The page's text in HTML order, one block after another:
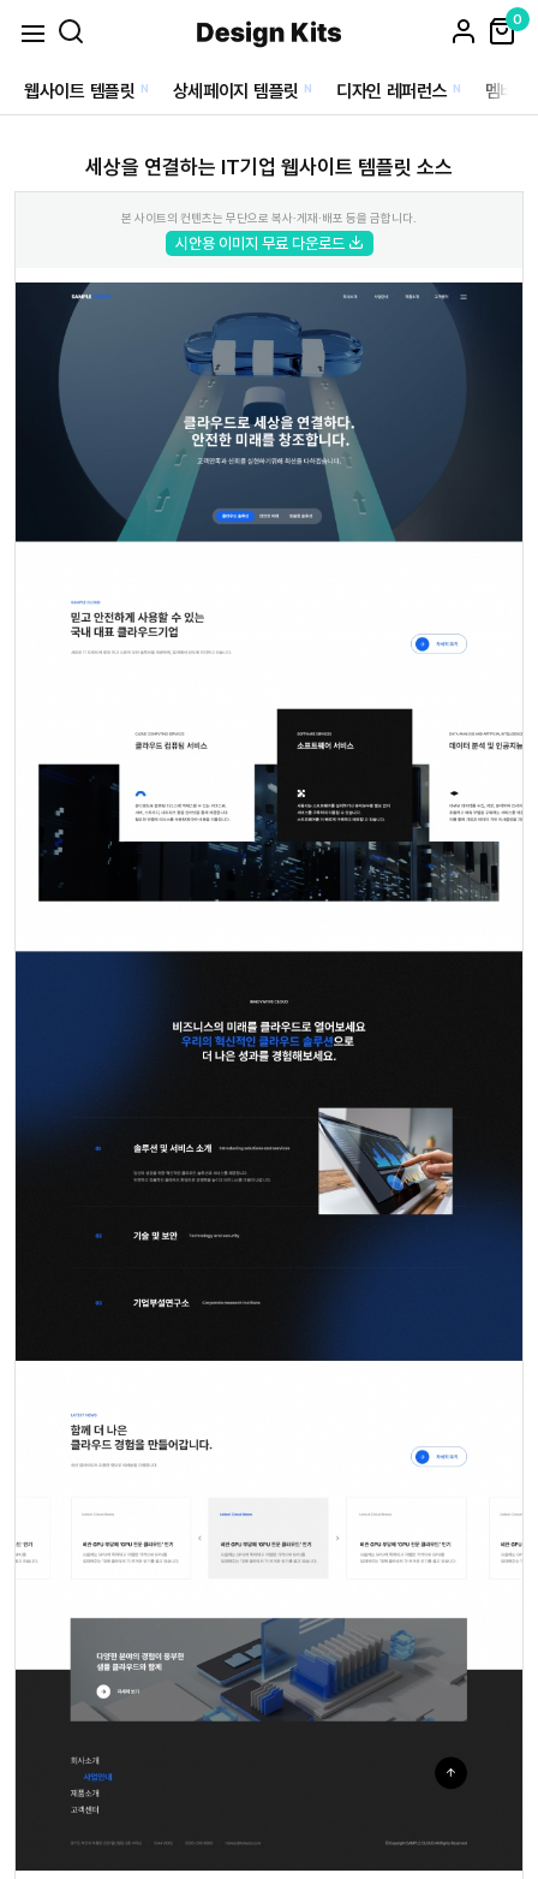
0
웹사이트 템플릿 N 상세페이지 템플릿 N 디자인 레퍼런스 N 멤버십
세상을 연결하는 IT기업 웹사이트 템플릿 소스
본 사이트의 컨텐츠는 무단으로 복사·게재·배포 등을 금합니다.
시안용 이미지 무료 다운로드